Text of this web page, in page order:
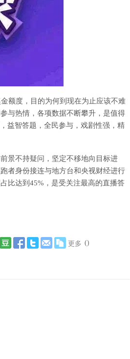
额度，目的为何到现在为止应该不难
与热情，各项数据不断攀升，是值得
益智答题，全民参与，戏剧性强，精
景不持疑问，坚定不移地向目标进
者身份接连与地方台和央视财经进行
比达到45%，是受关注最高的直播答
更多 ()